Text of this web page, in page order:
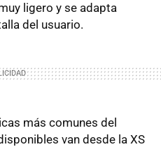
ligero y se adapta
del usuario.
más comunes del
van desde la XS